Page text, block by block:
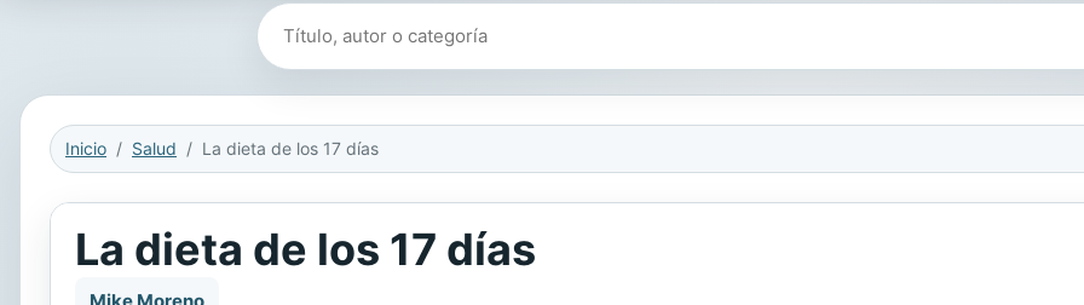
Buscar libros
Inicio Salud La dieta de los 17 días
La dieta de los 17 días